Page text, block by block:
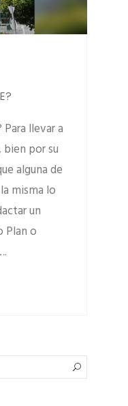
llevar a
bien por su
alguna de
misma lo
un
Plan o